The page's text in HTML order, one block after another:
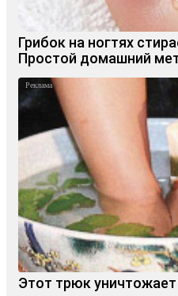
Грибок на ногтях
Простой домашний
Этот трюк уничтожает